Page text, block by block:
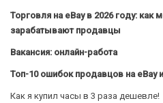
Торговля на eBay в 2026 году: как
зарабатывают продавцы
Вакансия: онлайн-работа
Топ-10 ошибок продавцов на eBay
Как я купил часы в 3 раза дешевле!